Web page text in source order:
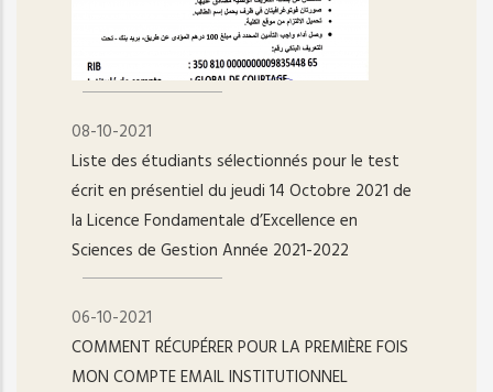
08-10-2021
Liste des étudiants sélectionnés pour le test
écrit en présentiel du jeudi 14 Octobre 2021 de
la Licence Fondamentale d’Excellence en
Sciences de Gestion Année 2021-2022
06-10-2021
COMMENT RÉCUPÉRER POUR LA PREMIÈRE FOIS
MON COMPTE EMAIL INSTITUTIONNEL